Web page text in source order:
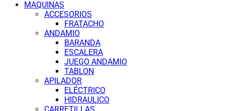
MAQUINAS
ACCESORIOS
FRATACHO
ANDAMIO
BARANDA
ESCALERA
JUEGO ANDAMIO
TABLON
APILADOR
ELÉCTRICO
HIDRAULICO